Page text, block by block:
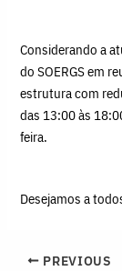
Considerando a
do SOERGS em
estrutura com
das 13:00 às
feira.
Desejamos a
PREVIOUS